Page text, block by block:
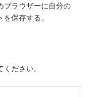
ブラウザーに自分の
保存する。
ださい。